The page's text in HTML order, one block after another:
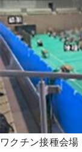
ワクチン接種会場